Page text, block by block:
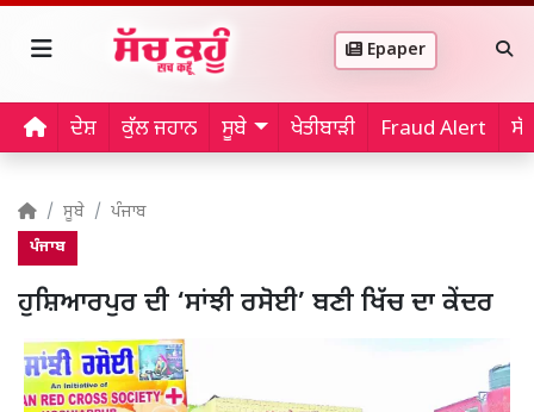
Epaper
ਦੇਸ਼ ਕੁੱਲ ਜਹਾਨ ਸੂਬੇ ਖੇਤੀਬਾੜੀ Fraud Alert
ਸੂਬੇ ਪੰਜਾਬ
ਪੰਜਾਬ
ਹੁਸ਼ਿਆਰਪੁਰ ਦੀ ‘ਸਾਂਝੀ ਰਸੋਈ’ ਬਣੀ ਖਿੱਚ ਦਾ ਕੇਂਦਰ